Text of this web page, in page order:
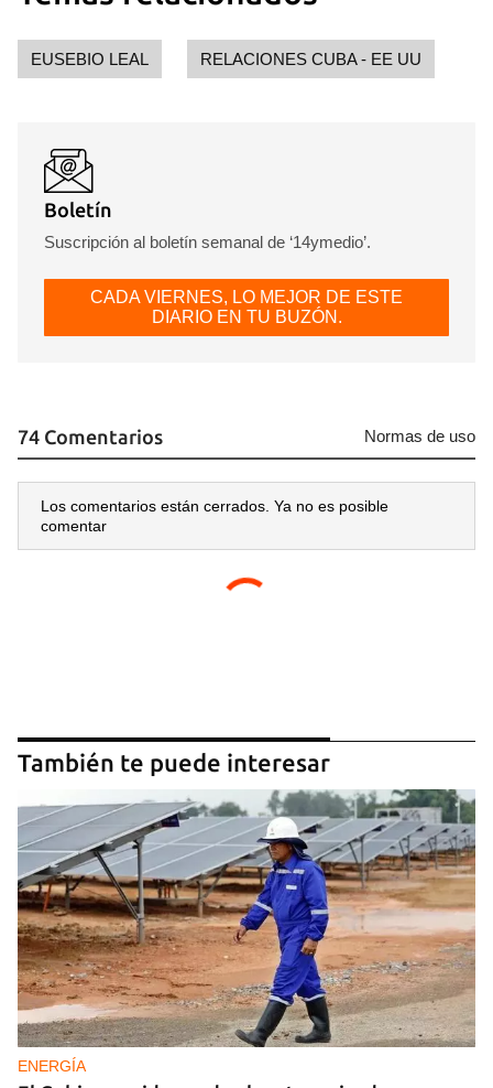
Para poder guardar como favorito, primero has de
INICIAR SESIÓN CANCELAR
EUSEBIO LEAL RELACIONES CUBA - EE UU
Boletín
Suscripción al boletín semanal de ‘14ymedio’.
CADA VIERNES, LO MEJOR DE ESTE
DIARIO EN TU BUZÓN.
74 Comentarios Normas de uso
Los comentarios están cerrados. Ya no es posible
comentar
También te puede interesar
ENERGÍA